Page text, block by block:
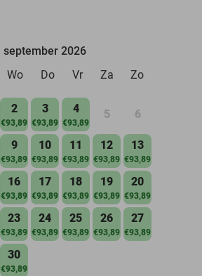
september 2026
Wo Do Vr Za Zo
2
€93,89
3
€93,89
4
€93,89
5 6
9
€93,89
10
€93,89
11
€93,89
12
€93,89
13
€93,89
16
€93,89
17
€93,89
18
€93,89
19
€93,89
20
€93,89
23
€93,89
24
€93,89
25
€93,89
26
€93,89
27
€93,89
30
€93,89